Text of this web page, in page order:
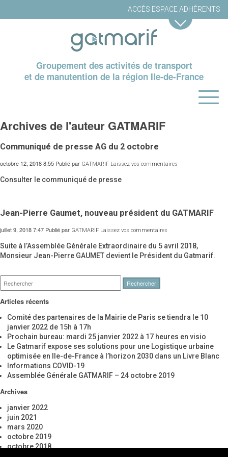
ACCÈS ESPACE ADHÉRENTS
Groupement des activités de transport
et de manutention de la région Ile-de-France
Archives de l'auteur GATMARIF
Communiqué de presse AG du 2 octobre
octobre 12, 2018 8:55 Publié par GATMARIF Laissez vos commentaires
Consulter le communiqué de presse
Jean-Pierre Gaumet, nouveau président du GATMARIF
juillet 9, 2018 7:47 Publié par GATMARIF Laissez vos commentaires
Suite à l’Assemblée Générale Extraordinaire du 5 avril 2018,
Monsieur Jean-Pierre GAUMET devient le Président du Gatmarif.
Rechercher
Articles récents
Comité des partenaires de la Mairie de Paris se tiendra le 10
janvier 2022 de 15h à 17h
Prochain bureau: mardi 25 janvier 2022 à 17 heures en visio
Le Gatmarif expose ses solutions pour une Logistique urbaine
optimisée en Ile-de-France à l’horizon 2030 dans un Livre Blanc
Informations COVID-19
Assemblée Générale GATMARIF – 24 octobre 2019
Archives
janvier 2022
juin 2021
mars 2020
octobre 2019
octobre 2018